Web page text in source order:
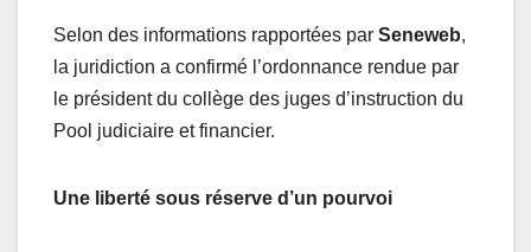
Selon des informations rapportées par Seneweb,
la juridiction a confirmé l’ordonnance rendue par
le président du collège des juges d’instruction du
Pool judiciaire et financier.
Une liberté sous réserve d’un pourvoi